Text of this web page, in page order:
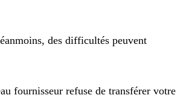
des difficultés peuvent
fournisseur refuse de transférer votre